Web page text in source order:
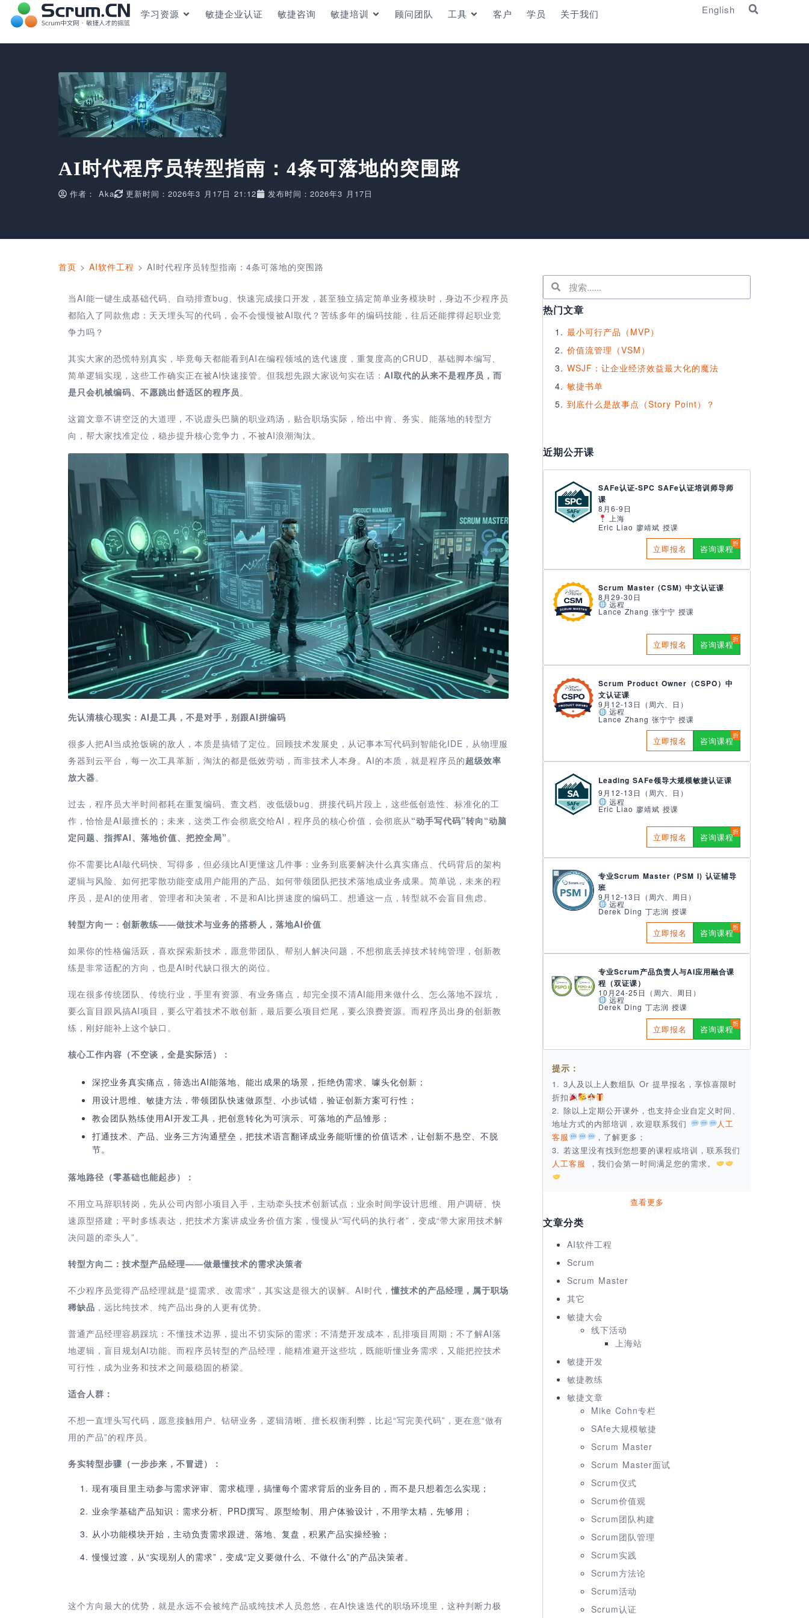
学习资源 敏捷企业认证 敏捷咨询 敏捷培训 顾问团队 工具 客户 学员 关于我们 English
AI时代程序员转型指南：4条可落地的突围路
作者： Aka 更新时间：2026年3 月17日 21:12 发布时间：2026年3 月17日
首页 > AI软件工程 > AI时代程序员转型指南：4条可落地的突围路
当AI能一键生成基础代码、自动排查bug、快速完成接口开发，甚至独立搞定简单业务模块时，身边不少程序员
都陷入了同款焦虑：天天埋头写的代码，会不会慢慢被AI取代？苦练多年的编码技能，往后还能撑得起职业竞
争力吗？
其实大家的恐慌特别真实，毕竟每天都能看到AI在编程领域的迭代速度，重复度高的CRUD、基础脚本编写、
简单逻辑实现，这些工作确实正在被AI快速接管。但我想先跟大家说句实在话： AI取代的从来不是程序员，而
是只会机械编码、不愿跳出舒适区的程序员 。
这篇文章不讲空泛的大道理，不说虚头巴脑的职业鸡汤，贴合职场实际，给出中肯、务实、能落地的转型方
向，帮大家找准定位，稳步提升核心竞争力，不被AI浪潮淘汰。
先认清核心现实：AI是工具，不是对手，别跟AI拼编码
很多人把AI当成抢饭碗的敌人，本质是搞错了定位。回顾技术发展史，从记事本写代码到智能化IDE，从物理服
务器到云平台，每一次工具革新，淘汰的都是低效劳动，而非技术人本身。AI的本质，就是程序员的超级效率
放大器。
过去，程序员大半时间都耗在重复编码、查文档、改低级bug、拼接代码片段上，这些低创造性、标准化的工
作，恰恰是AI最擅长的；未来，这类工作会彻底交给AI，程序员的核心价值，会彻底从“动手写代码”转向“动脑
定问题、指挥AI、落地价值、把控全局”。
你不需要比AI敲代码快、写得多，但必须比AI更懂这几件事：业务到底要解决什么真实痛点、代码背后的架构
逻辑与风险、如何把零散功能变成用户能用的产品、如何带领团队把技术落地成业务成果。简单说，未来的程
序员，是AI的使用者、管理者和决策者，不是和AI比拼速度的编码工。想通这一点，转型就不会盲目焦虑。
转型方向一：创新教练——做技术与业务的搭桥人，落地AI价值
如果你的性格偏活跃，喜欢探索新技术，愿意带团队、帮别人解决问题，不想彻底丢掉技术转纯管理，创新教
练是非常适配的方向，也是AI时代缺口很大的岗位。
现在很多传统团队、传统行业，手里有资源、有业务痛点，却完全摸不清AI能用来做什么、怎么落地不踩坑，
要么盲目跟风搞AI项目，要么守着技术不敢创新，最后要么项目烂尾，要么浪费资源。而程序员出身的创新教
练，刚好能补上这个缺口。
核心工作内容（不空谈，全是实际活）：
深挖业务真实痛点，筛选出AI能落地、能出成果的场景，拒绝伪需求、噱头化创新；
用设计思维、敏捷方法，带领团队快速做原型、小步试错，验证创新方案可行性；
教会团队熟练使用AI开发工具，把创意转化为可演示、可落地的产品雏形；
打通技术、产品、业务三方沟通壁垒，把技术语言翻译成业务能听懂的价值话术，让创新不悬空、不脱
节。
落地路径（零基础也能起步）：
不用立马辞职转岗，先从公司内部小项目入手，主动牵头技术创新试点；业余时间学设计思维、用户调研、快
速原型搭建；平时多练表达，把技术方案讲成业务价值方案，慢慢从“写代码的执行者”，变成“带大家用技术解
决问题的牵头人”。
转型方向二：技术型产品经理——做最懂技术的需求决策者
不少程序员觉得产品经理就是“提需求、改需求”，其实这是很大的误解。AI时代，懂技术的产品经理，属于职场
稀缺品 ，远比纯技术、纯产品出身的人更有优势。
普通产品经理容易踩坑：不懂技术边界，提出不切实际的需求；不清楚开发成本，乱排项目周期；不了解AI落
地逻辑，盲目规划AI功能。而程序员转型的产品经理，能精准避开这些坑，既能听懂业务需求，又能把控技术
可行性，成为业务和技术之间最稳固的桥梁。
适合人群：
不想一直埋头写代码，愿意接触用户、钻研业务，逻辑清晰、擅长权衡利弊，比起“写完美代码”，更在意“做有
用的产品”的程序员。
务实转型步骤（一步步来，不冒进）：
现有项目里主动参与需求评审、需求梳理，搞懂每个需求背后的业务目的，而不是只想着怎么实现；
业余学基础产品知识：需求分析、PRD撰写、原型绘制、用户体验设计，不用学太精，先够用；
从小功能模块开始，主动负责需求跟进、落地、复盘，积累产品实操经验；
慢慢过渡，从“实现别人的需求”，变成“定义要做什么、不做什么”的产品决策者。
这个方向最大的优势，就是永远不会被纯产品或纯技术人员忽悠，在AI快速迭代的职场环境里，这种判断力极
热门文章
最小可行产品（MVP）
价值流管理（VSM）
WSJF：让企业经济效益最大化的魔法
敏捷书单
到底什么是故事点（Story Point）？
近期公开课
SAFe认证-SPC SAFe认证培训师导师
课
8月6-9日
上海
Eric Liao 廖靖斌 授课
立即报名 咨询课程
Scrum Master (CSM) 中文认证课
8月29-30日
远程
Lance Zhang 张宁宁 授课
立即报名 咨询课程
Scrum Product Owner（CSPO）中
文认证课
9月12-13日（周六、日）
远程
Lance Zhang 张宁宁 授课
立即报名 咨询课程
Leading SAFe领导大规模敏捷认证课
9月12-13日（周六、日）
远程
Eric Liao 廖靖斌 授课
立即报名 咨询课程
专业Scrum Master (PSM I) 认证辅导
班
9月12-13日（周六、周日）
远程
Derek Ding 丁志润 授课
立即报名 咨询课程
专业Scrum产品负责人与AI应用融合课
程（双证课）
10月24-25日（周六、周日）
远程
Derek Ding 丁志润 授课
立即报名 咨询课程
提示：
1. 3人及以上人数组队 Or 提早报名，享惊喜限时
折扣
2. 除以上定期公开课外，也支持企业自定义时间、
地址方式的内部培训，欢迎联系我们
人工
客服
，了解更多；
3. 若这里没有找到您想要的课程或培训，联系我们
人工客服
，我们会第一时间满足您的需求。
查看更多
文章分类
AI软件工程
Scrum
Scrum Master
其它
敏捷大会
线下活动
上海站
敏捷开发
敏捷教练
敏捷文章
Mike Cohn专栏
SAfe大规模敏捷
Scrum Master
Scrum Master面试
Scrum仪式
Scrum价值观
Scrum团队构建
Scrum团队管理
Scrum实践
Scrum方法论
Scrum活动
Scrum认证